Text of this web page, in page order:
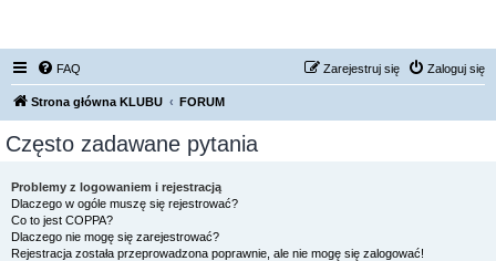
FAQ Zaloguj się
Zarejestruj się
Strona główna KLUBU FORUM
Często zadawane pytania
Problemy z logowaniem i rejestracją
Dlaczego w ogóle muszę się rejestrować?
Co to jest COPPA?
Dlaczego nie mogę się zarejestrować?
Rejestracja została przeprowadzona poprawnie, ale nie mogę się zalogować!